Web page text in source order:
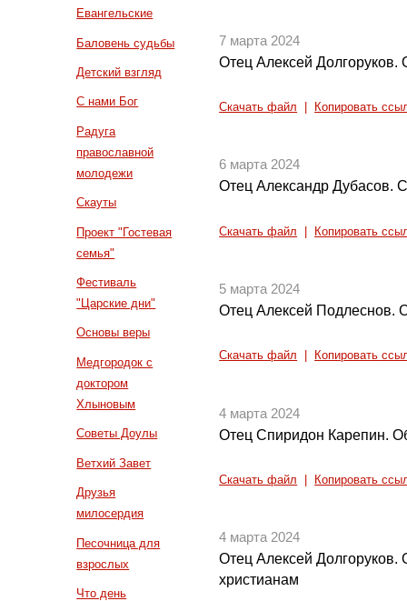
Евангельские
Баловень судьбы
Детский взгляд
С нами Бог
Радуга
православной
молодежи
Скауты
Проект "Гостевая
семья"
Фестиваль
"Царские дни"
Основы веры
Медгородок с
доктором
Хлыновым
Советы Доулы
Ветхий Завет
Друзья
милосердия
Песочница для
взрослых
Что день
7 марта 2024
Отец Алексей Долгоруков.
Скачать файл Копировать
6 марта 2024
Отец Александр Дубасов.
Скачать файл Копировать
5 марта 2024
Отец Алексей Подлеснов.
Скачать файл Копировать
4 марта 2024
Отец Спиридон Карепин.
Скачать файл Копировать
4 марта 2024
Отец Алексей Долгоруков.
христианам